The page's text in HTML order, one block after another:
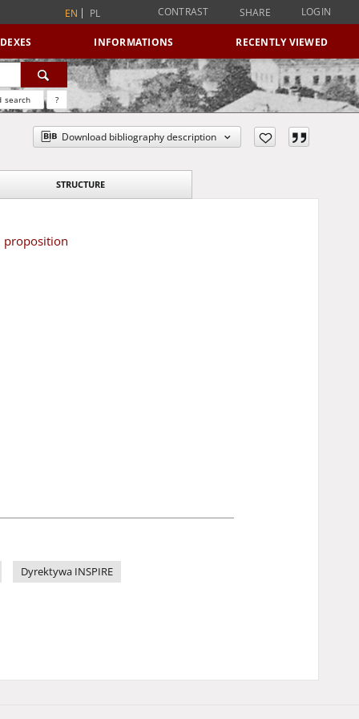
EN PL CONTRAST SHARE LOGIN
INFORMATIONS RECENTLY VIEWED
search ?
Download bibliography description
STRUCTURE
proposition
Dyrektywa INSPIRE